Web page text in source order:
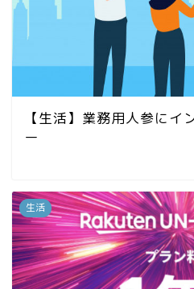
【生活】業務用人参にイ
ー
生活